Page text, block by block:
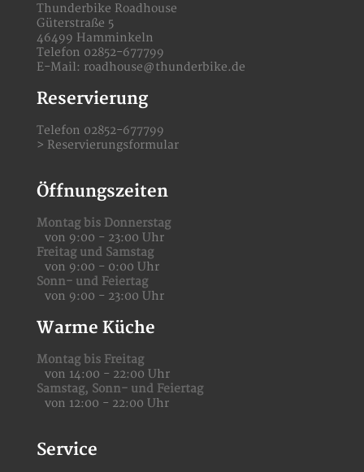
Thunderbike Roadhouse
Güterstraße 5
46499 Hamminkeln
Telefon 02852-677799
E-Mail: roadhouse@thunderbike.de
Reservierung
Telefon 02852-677799
> Reservierungsformular
Öffnungszeiten
Montag bis Donnerstag
von 9:00 - 23:00 Uhr
Freitag und Samstag
von 9:00 - 0:00 Uhr
Sonn- und Feiertag
von 9:00 - 23:00 Uhr
Warme Küche
Montag bis Freitag
von 14:00 - 22:00 Uhr
Samstag, Sonn- und Feiertag
von 12:00 - 22:00 Uhr
Service